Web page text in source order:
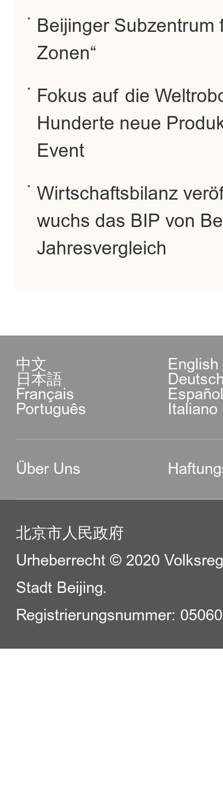
Beijinger Subzentrum
Zonen“
Fokus auf die
Hunderte neue
Event
Wirtschaftsbilanz
wuchs das BIP von
Jahresvergleich
中文 English
日本語
Français
Português Italiano
Über Uns
北京市人民政府
Urheberrecht © 2020
Stadt Beijing.
Registrierungsnummer: